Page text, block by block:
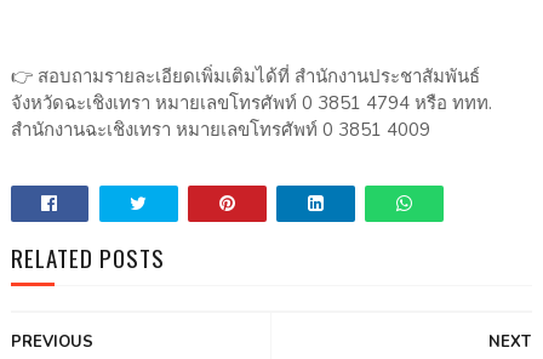
👉 สอบถามรายละเอียดเพิ่มเติมได้ที่ สำนักงานประชาสัมพันธ์
จังหวัดฉะเชิงเทรา หมายเลขโทรศัพท์ 0 3851 4794 หรือ ททท.
สำนักงานฉะเชิงเทรา หมายเลขโทรศัพท์ 0 3851 4009
RELATED POSTS
NEXT
PREVIOUS